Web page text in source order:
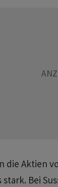
die Aktien
Bei